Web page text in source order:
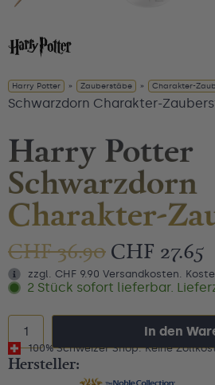
Harry Potter » Zauberstäbe » Charakter-
Schwarzdorn Charakter-
Harry Potter
Schwarzdorn
Charakter-
CHF36.90 CHF 27.65
zzgl. CHF 9.90 Versandkosten.
2 Stück sofort lieferbar.
In den
100% Schweizer Shop: Keine
Hersteller: